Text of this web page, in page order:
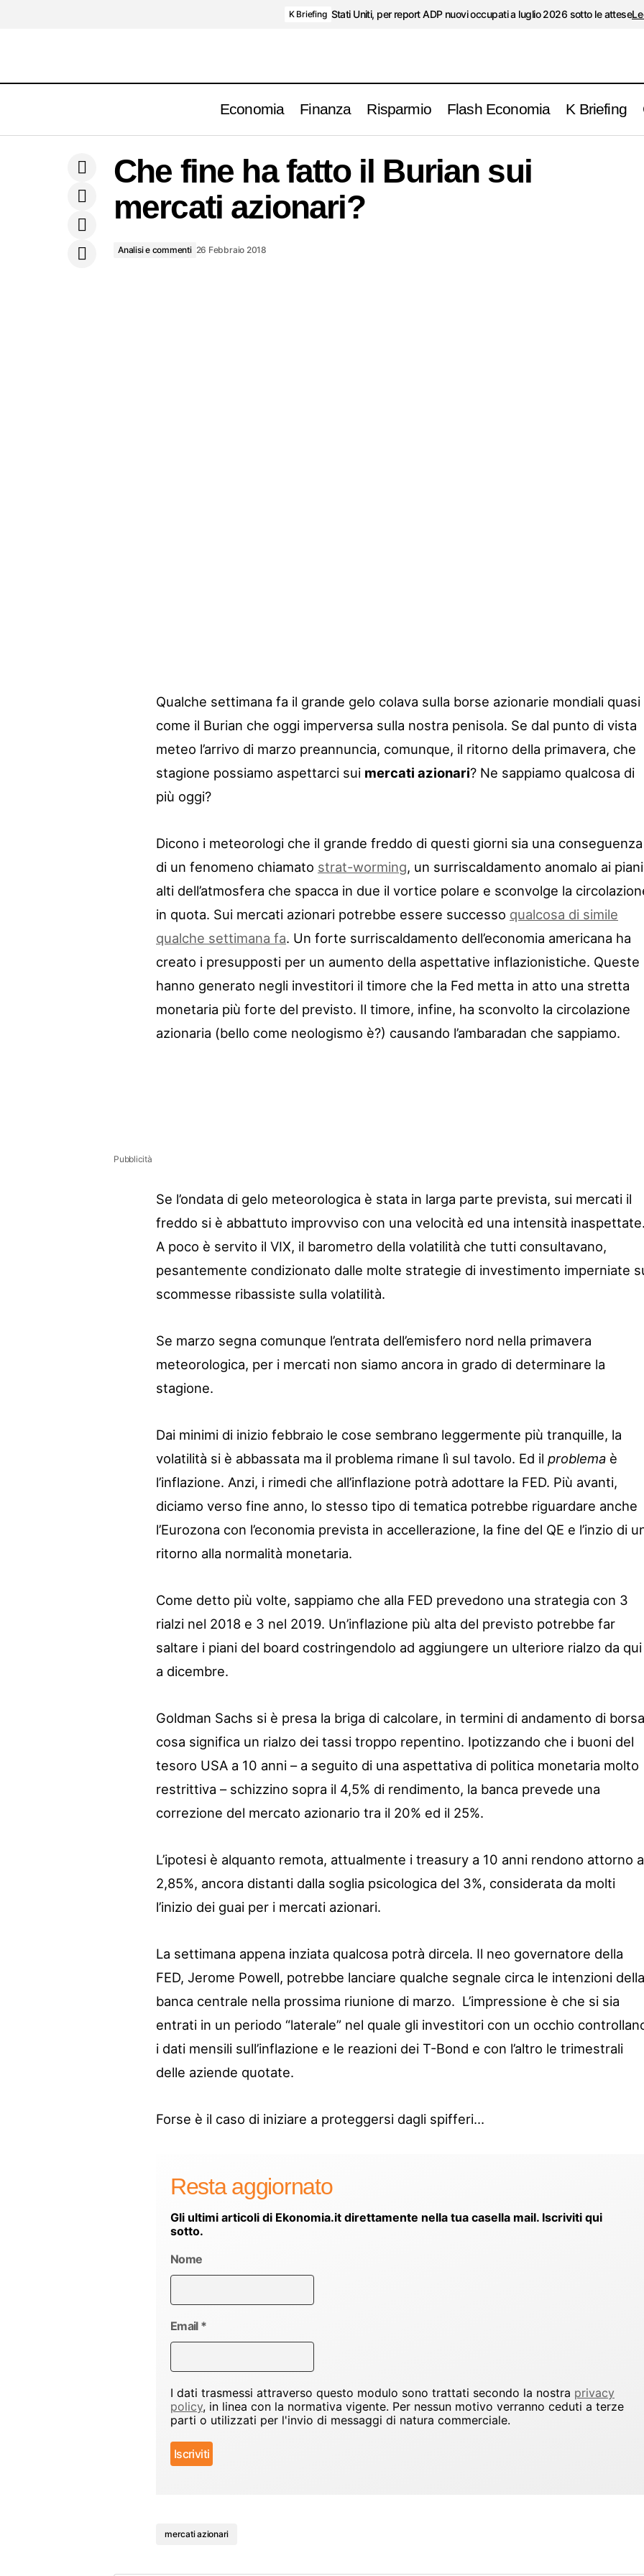
K Briefing Stati Uniti, per report ADP nuovi occupati a luglio 2026 sotto le attese
Economia Finanza Risparmio Flash Economia K Briefing
Junker ed il segreto di Pulcinella Analisi e commenti Che fine ha fatto il Burian sui mercati
Che fine ha fatto il Burian sui
mercati azionari?
Analisi e commenti 26 Febbraio 2018
Qualche settimana fa il grande gelo colava sulla borse azionarie mondiali quasi
come il Burian che oggi imperversa sulla nostra penisola. Se dal punto di vista
meteo l’arrivo di marzo preannuncia, comunque, il ritorno della primavera, che
stagione possiamo aspettarci sui mercati azionari? Ne sappiamo qualcosa di
più oggi?
Dicono i meteorologi che il grande freddo di questi giorni sia una conseguenza
di un fenomeno chiamato strat-worming, un surriscaldamento anomalo ai piani
alti dell’atmosfera che spacca in due il vortice polare e sconvolge la
in quota. Sui mercati azionari potrebbe essere successo qualcosa di simile
qualche settimana fa. Un forte surriscaldamento dell’economia americana ha
creato i presupposti per un aumento della aspettative inflazionistiche. Queste
hanno generato negli investitori il timore che la Fed metta in atto una stretta
monetaria più forte del previsto. Il timore, infine, ha sconvolto la circolazione
azionaria (bello come neologismo è?) causando l’ambaradan che sappiamo.
Pubblicità
Se l’ondata di gelo meteorologica è stata in larga parte prevista, sui mercati il
freddo si è abbattuto improvviso con una velocità ed una intensità
A poco è servito il VIX, il barometro della volatilità che tutti consultavano,
pesantemente condizionato dalle molte strategie di investimento imperniate
scommesse ribassiste sulla volatilità.
Se marzo segna comunque l’entrata dell’emisfero nord nella primavera
meteorologica, per i mercati non siamo ancora in grado di determinare la
stagione.
Dai minimi di inizio febbraio le cose sembrano leggermente più tranquille, la
volatilità si è abbassata ma il problema rimane lì sul tavolo. Ed il problema è
l’inflazione. Anzi, i rimedi che all’inflazione potrà adottare la FED. Più avanti,
diciamo verso fine anno, lo stesso tipo di tematica potrebbe riguardare anche
l’Eurozona con l’economia prevista in accellerazione, la fine del QE e l’inzio di
ritorno alla normalità monetaria.
Come detto più volte, sappiamo che alla FED prevedono una strategia con 3
rialzi nel 2018 e 3 nel 2019. Un’inflazione più alta del previsto potrebbe far
saltare i piani del board costringendolo ad aggiungere un ulteriore rialzo da qui
a dicembre.
Goldman Sachs si è presa la briga di calcolare, in termini di andamento di
cosa significa un rialzo dei tassi troppo repentino. Ipotizzando che i buoni del
tesoro USA a 10 anni – a seguito di una aspettativa di politica monetaria molto
restrittiva – schizzino sopra il 4,5% di rendimento, la banca prevede una
correzione del mercato azionario tra il 20% ed il 25%.
L’ipotesi è alquanto remota, attualmente i treasury a 10 anni rendono attorno
2,85%, ancora distanti dalla soglia psicologica del 3%, considerata da molti
l’inizio dei guai per i mercati azionari.
La settimana appena inziata qualcosa potrà dircela. Il neo governatore della
FED, Jerome Powell, potrebbe lanciare qualche segnale circa le intenzioni della
banca centrale nella prossima riunione di marzo. L’impressione è che si sia
entrati in un periodo “laterale” nel quale gli investitori con un occhio
i dati mensili sull’inflazione e le reazioni dei T-Bond e con l’altro le trimestrali
delle aziende quotate.
Forse è il caso di iniziare a proteggersi dagli spifferi…
Resta aggiornato
Gli ultimi articoli di Ekonomia.it direttamente nella tua casella mail. Iscriviti qui
sotto.
Nome
Email *
I dati trasmessi attraverso questo modulo sono trattati secondo la nostra privacy
policy, in linea con la normativa vigente. Per nessun motivo verranno ceduti a terze
parti o utilizzati per l'invio di messaggi di natura commerciale.
mercati azionari